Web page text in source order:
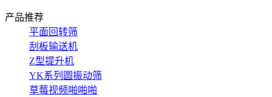
产品推荐
平面回转筛
刮板输送机
Z型提升机
YK系列圆振动筛
草莓视频啪啪啪